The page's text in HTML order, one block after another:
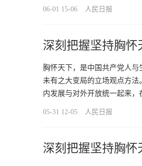
06-01 15-06 人民日报
深刻把握坚持胸怀
胸怀天下，是中国共产党人
未有之大变局的立场观点方
内发展与对外开放统一起来，
05-31 12-05 人民日报
深刻把握坚持胸怀